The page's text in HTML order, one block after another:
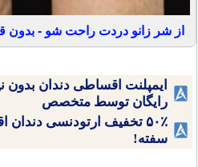
از شر زانو دردت راحت شو -
ایمپلنت اقساطی دندان بدون
رایگان توسط متخصص
۵۰٪ تخفیف ارتودنسی
سفته!